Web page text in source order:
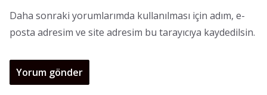
Daha sonraki yorumlarımda kullanılması için adım, e-
posta adresim ve site adresim bu tarayıcıya kaydedilsin.